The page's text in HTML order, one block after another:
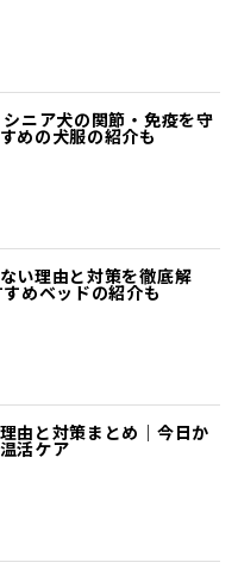
ニア犬の関節・免疫を守
めの犬服の紹介も
い理由と対策を徹底解
めベッドの紹介も
由と対策まとめ｜今日か
活ケア